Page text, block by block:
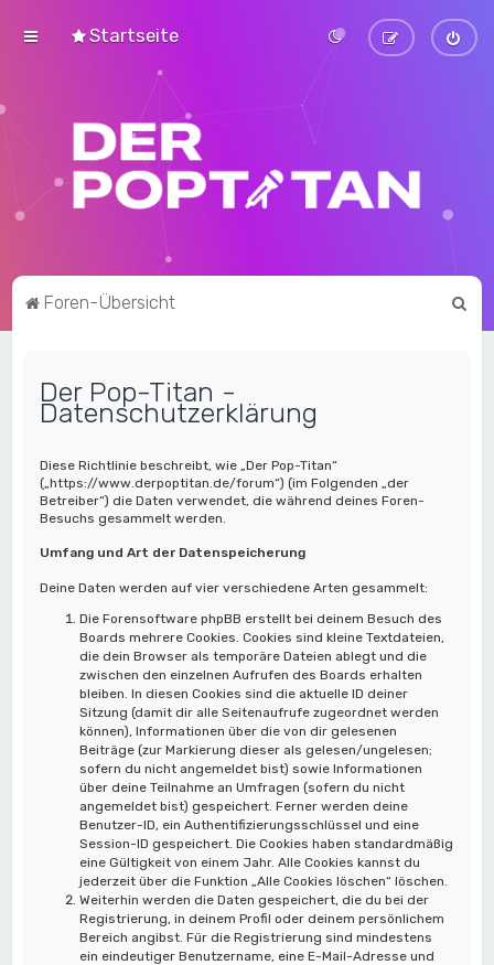
Startseite
Foren-Übersicht
Der Pop-Titan -
Datenschutzerklärung
Diese Richtlinie beschreibt, wie „Der Pop-Titan“
(„https://www.derpoptitan.de/forum“) (im Folgenden „der
Betreiber“) die Daten verwendet, die während deines Foren-
Besuchs gesammelt werden.
Umfang und Art der Datenspeicherung
Deine Daten werden auf vier verschiedene Arten gesammelt:
Die Forensoftware phpBB erstellt bei deinem Besuch des
Boards mehrere Cookies. Cookies sind kleine Textdateien,
die dein Browser als temporäre Dateien ablegt und die
zwischen den einzelnen Aufrufen des Boards erhalten
bleiben. In diesen Cookies sind die aktuelle ID deiner
Sitzung (damit dir alle Seitenaufrufe zugeordnet werden
können), Informationen über die von dir gelesenen
Beiträge (zur Markierung dieser als gelesen/ungelesen;
sofern du nicht angemeldet bist) sowie Informationen
über deine Teilnahme an Umfragen (sofern du nicht
angemeldet bist) gespeichert. Ferner werden deine
Benutzer-ID, ein Authentifizierungsschlüssel und eine
Session-ID gespeichert. Die Cookies haben standardmäßig
eine Gültigkeit von einem Jahr. Alle Cookies kannst du
jederzeit über die Funktion „Alle Cookies löschen“ löschen.
Weiterhin werden die Daten gespeichert, die du bei der
Registrierung, in deinem Profil oder deinem persönlichem
Bereich angibst. Für die Registrierung sind mindestens
ein eindeutiger Benutzername, eine E-Mail-Adresse und